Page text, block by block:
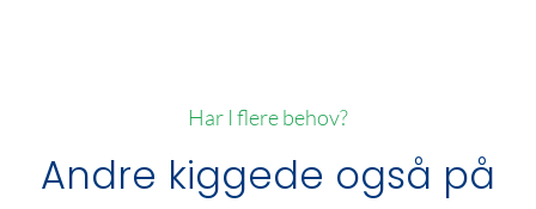
Har I flere behov?
Andre kiggede også på